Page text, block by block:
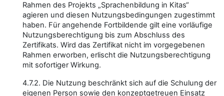
Rahmen des Projekts „Sprachenbildung in Kitas“
agieren und diesen Nutzungsbedingungen zugestimmt
haben. Für angehende Fortbildende gilt eine vorläufige
Nutzungsberechtigung bis zum Abschluss des
Zertifikats. Wird das Zertifikat nicht im vorgegebenen
Rahmen erworben, erlischt die Nutzungsberechtigung
mit sofortiger Wirkung.
4.7.2. Die Nutzung beschränkt sich auf die Schulung der
eigenen Person sowie den konzeptgetreuen Einsatz